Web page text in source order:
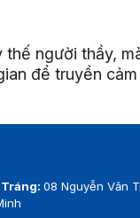
thế người thầy,
để truyền
08 Nguyễn Văn